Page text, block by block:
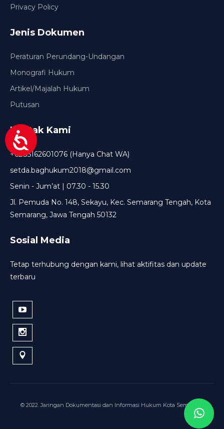
Privacy Policy
Jenis Dokumen
Peraturan Perundang-Undangan
Monografi Hukum
Artikel/Majalah Hukum
Putusan
Kontak Kami
+6285162601076 (Hanya Chat WA)
setda.baghukum2018@gmail.com
Senin - Jum’at | 07.30 - 15.30
Jl. Pemuda No. 148, Sekayu, Kec. Semarang Tengah, Kota
Semarang, Jawa Tengah 50132
Sosial Media
Tetap terhubung dengan kami, lihat aktifitas dan update
terbaru
© 2022. Jaringan Dokumentasi dan Informasi Hukum Kota Semarang